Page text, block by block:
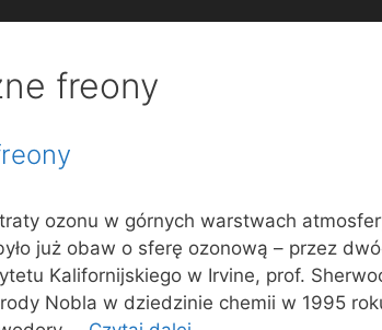
freony
ozonu w górnych warstwach
już obaw o sferę ozonową – przez
Kalifornijskiego w Irvine, prof.
Nobla w dziedzinie chemii w 1995